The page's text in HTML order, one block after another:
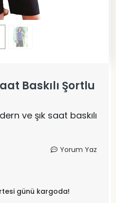
Baskılı Şortlu
ve şık saat baskılı
Yorum Yaz
günü kargoda!